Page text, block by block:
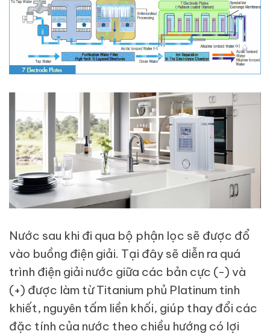
Nước sau khi đi qua bộ phận lọc sẽ được đổ
vào buồng điện giải. Tại đây sẽ diễn ra quá
trình điện giải nước giữa các bản cực (-) và
(+) được làm từ Titanium phủ Platinum tinh
khiết, nguyên tấm liền khối, giúp thay đổi các
đặc tính của nước theo chiều hướng có lợi